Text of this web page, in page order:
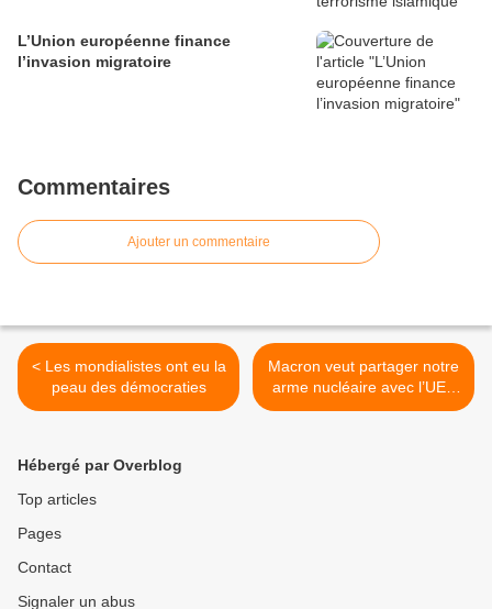
L’Union européenne finance
l’invasion migratoire
Commentaires
Ajouter un commentaire
< Les mondialistes ont eu la
peau des démocraties
Macron veut partager notre
arme nucléaire avec l’UE :
cela serait un suicide
Hébergé par Overblog
Top articles
Pages
Contact
Signaler un abus